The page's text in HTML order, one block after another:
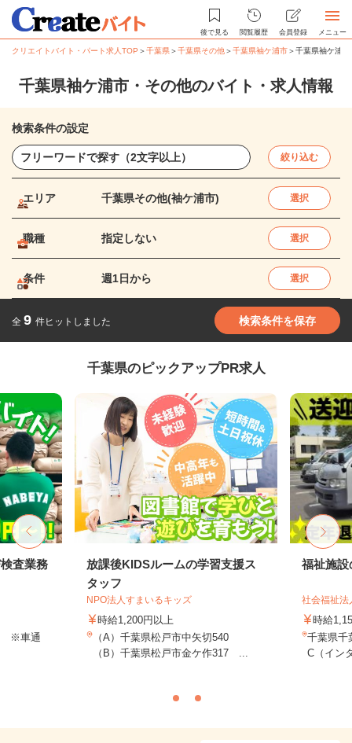
後で見る 閲覧履歴 会員登録 メニュー
クリエイトバイト・パート求人TOP ＞千葉県＞千葉県その他＞千葉県袖ケ浦市＞千葉県袖ケ浦
千葉県袖ケ浦市・その他のバイト・求人情報
検索条件の設定
絞り込む
エリア 千葉県その他(袖ケ浦市) 選択
職種 指定しない 選択
条件 週1日から 選択
全 9 件ヒットしました 検索条件を保存
千葉県のピックアップPR求人
査業務
※車通
放課後KIDSルームの学習支援ス
タッフ
NPO法人すまいるキッズ
時給1,200円以上
（A）千葉県松戸市中矢切540
（B）千葉県松戸市金ケ作317 ...
福祉施設
社会福祉
時給
千葉県
C（イン